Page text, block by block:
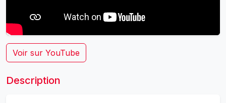
Voir sur YouTube
Description